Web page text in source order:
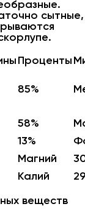
сытные,
Проценты
85%
58%
13%
Магний
Калий
веществ